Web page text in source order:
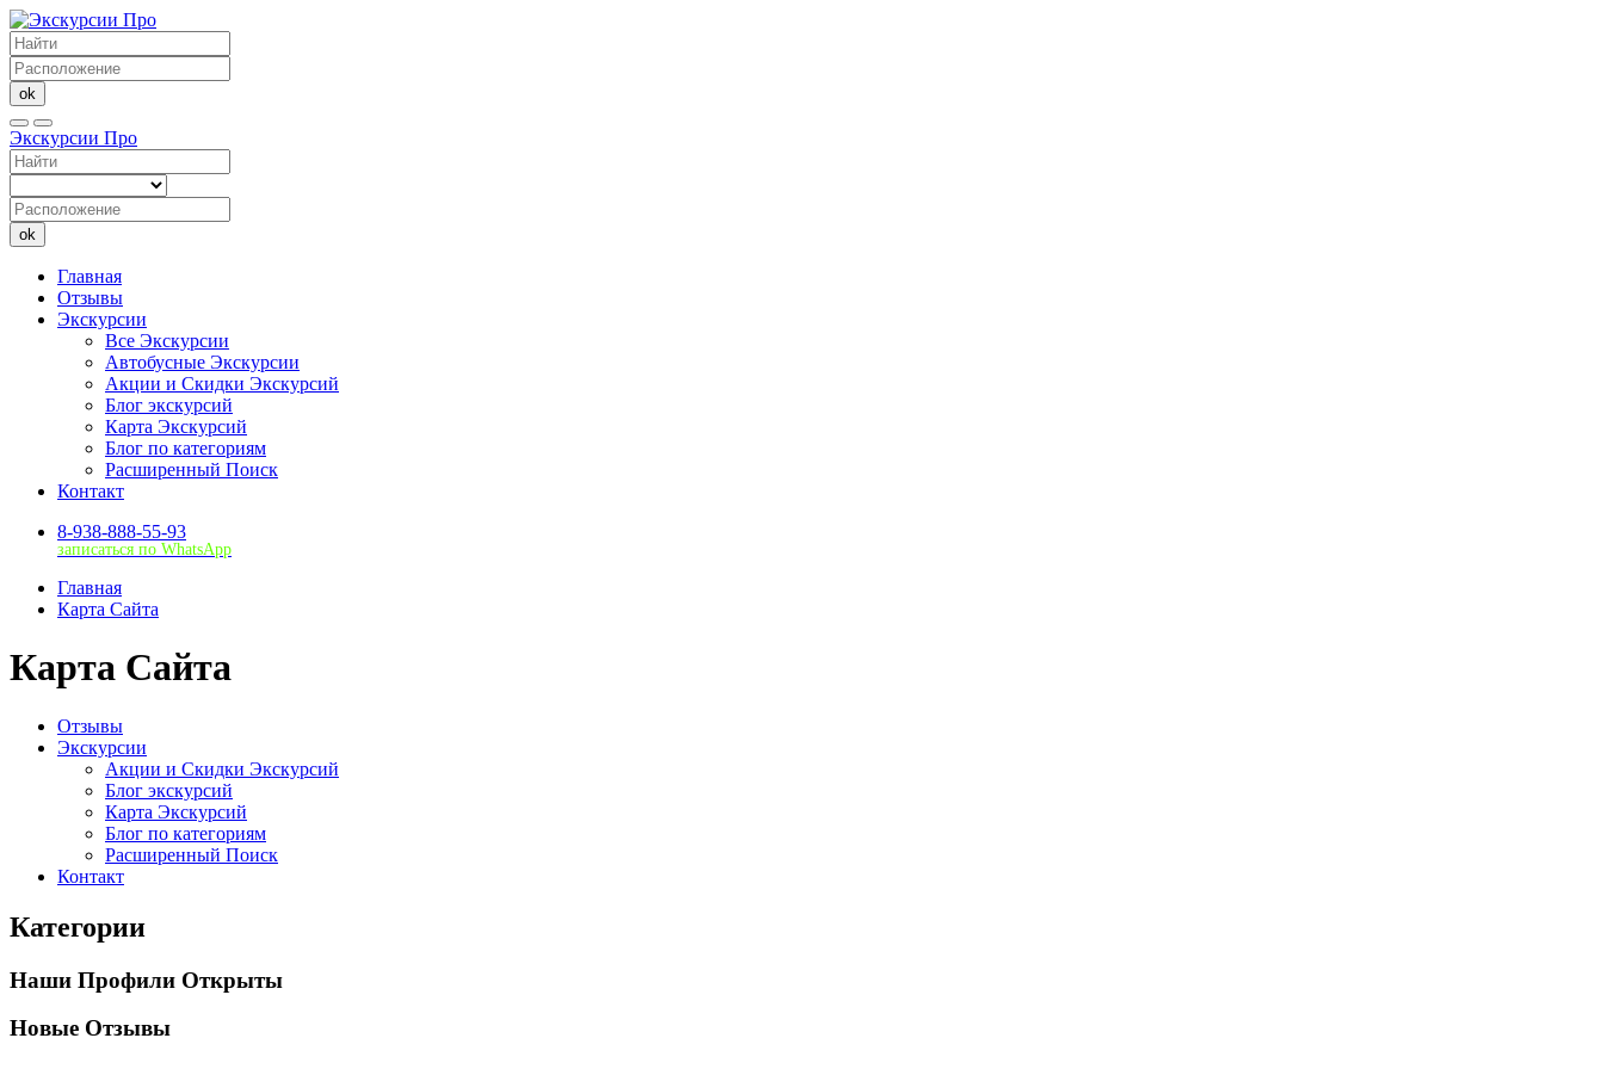
ok
Экскурсии Про
ok
Главная
Отзывы
Экскурсии
Все Экскурсии
Автобусные Экскурсии
Акции и Скидки Экскурсий
Блог экскурсий
Карта Экскурсий
Блог по категориям
Расширенный Поиск
Контакт
8-938-888-55-93
записаться по WhatsApp
Главная
Карта Сайта
Карта Сайта
Отзывы
Экскурсии
Акции и Скидки Экскурсий
Блог экскурсий
Карта Экскурсий
Блог по категориям
Расширенный Поиск
Контакт
Категории
Наши Профили Открыты
Новые Отзывы